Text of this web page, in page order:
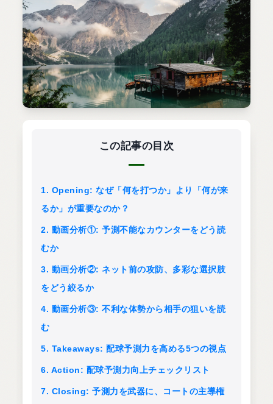
この記事の目次
1. Opening: なぜ「何を打つか」より「何が来
るか」が重要なのか？
2. 動画分析①: 予測不能なカウンターをどう読
むか
3. 動画分析②: ネット前の攻防、多彩な選択肢
をどう絞るか
4. 動画分析③: 不利な体勢から相手の狙いを読
む
5. Takeaways: 配球予測力を高める5つの視点
6. Action: 配球予測力向上チェックリスト
7. Closing: 予測力を武器に、コートの主導権